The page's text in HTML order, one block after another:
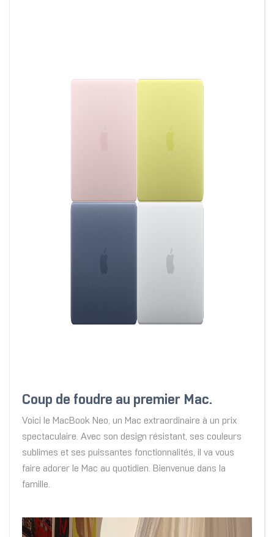
Coup de foudre au premier Mac.
Voici le MacBook Neo, un Mac extraordinaire à un prix
spectaculaire. Avec son design résistant, ses couleurs
sublimes et ses puissantes fonction­nalités, il va vous
faire adorer le Mac au quotidien. Bienvenue dans la
famille.